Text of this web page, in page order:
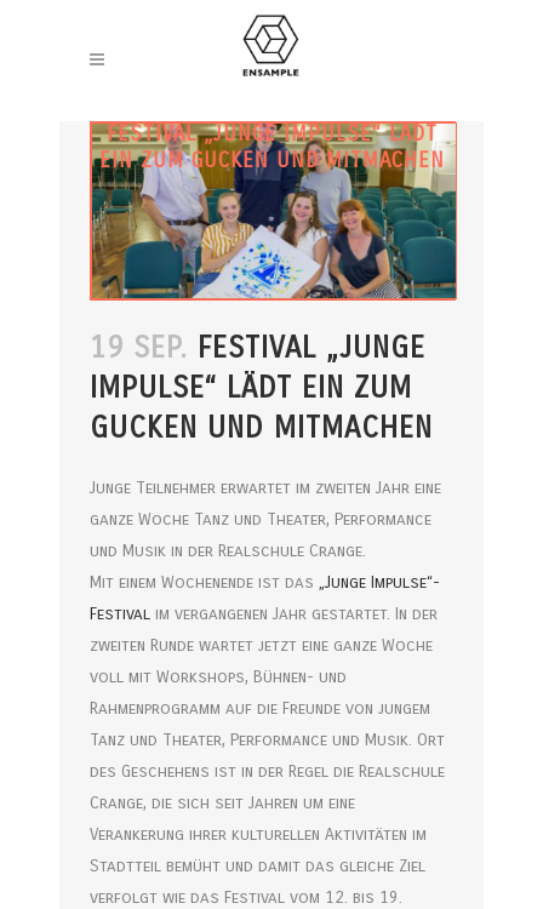
FESTIVAL „JUNGE IMPULSE“ LÄDT
EIN ZUM GUCKEN UND MITMACHEN
19 SEP. FESTIVAL „JUNGE
IMPULSE“ LÄDT EIN ZUM
GUCKEN UND MITMACHEN
Junge Teilnehmer erwartet im zweiten Jahr eine
ganze Woche Tanz und Theater, Performance
und Musik in der Realschule Crange.
Mit einem Wochenende ist das „Junge Impulse“-
Festival im vergangenen Jahr gestartet. In der
zweiten Runde wartet jetzt eine ganze Woche
voll mit Workshops, Bühnen- und
Rahmenprogramm auf die Freunde von jungem
Tanz und Theater, Performance und Musik. Ort
des Geschehens ist in der Regel die Realschule
Crange, die sich seit Jahren um eine
Verankerung ihrer kulturellen Aktivitäten im
Stadtteil bemüht und damit das gleiche Ziel
verfolgt wie das Festival vom 12. bis 19.